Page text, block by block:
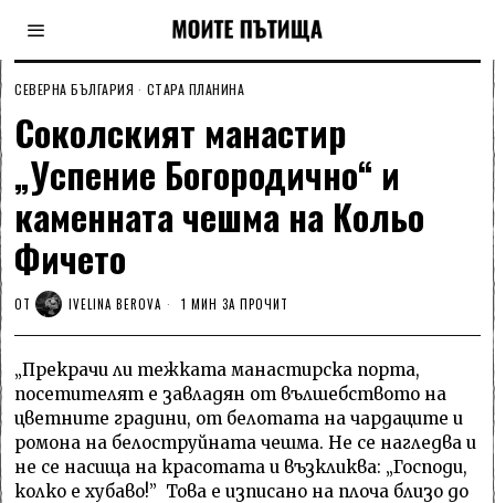
СЕВЕРНА БЪЛГАРИЯ · СТАРА ПЛАНИНА
Соколският манастир
„Успение Богородично“ и
каменната чешма на Кольо
Фичето
ОТ IVELINA BEROVA 1 МИН ЗА ПРОЧИТ
„Прекрачи ли тежката манастирска порта,
посетителят е завладян от вълшебството на
цветните градини, от белотата на чардаците и
ромона на белоструйната чешма. Не се нагледва и
не се насища на красотата и възкликва: „Господи,
колко е хубаво!” Това е изписано на плоча близо до